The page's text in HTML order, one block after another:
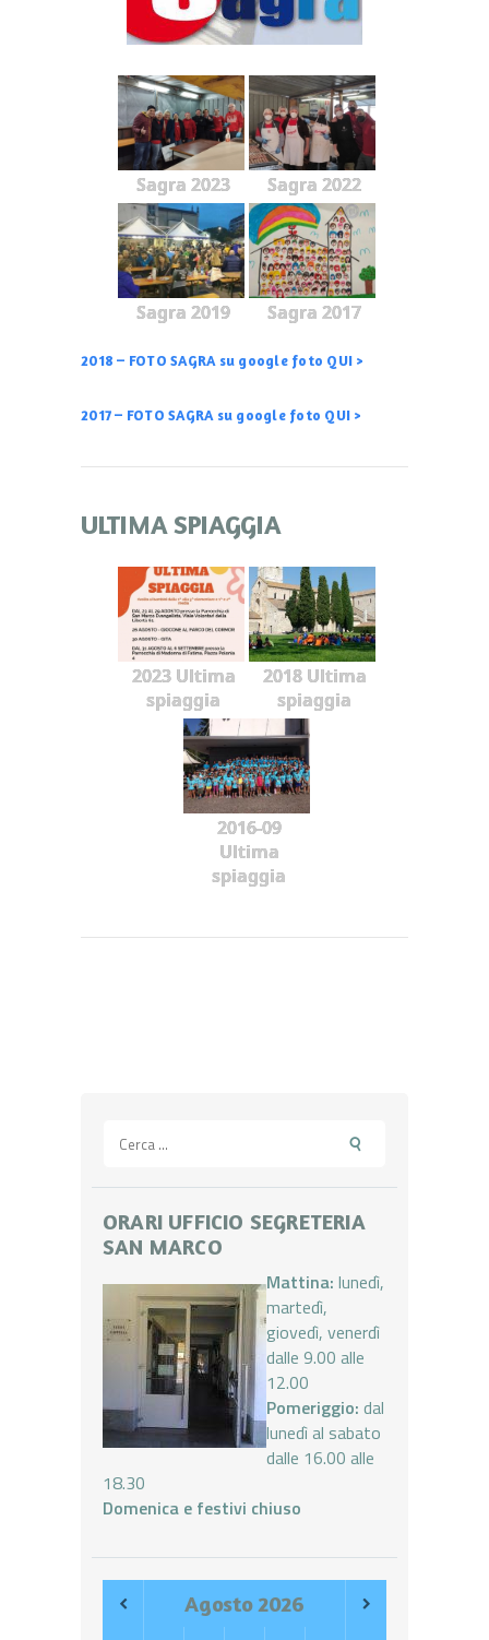
Sagra 2023 Sagra 2022
Sagra 2019 Sagra 2017
2018 – FOTO SAGRA su google foto QUI >
2017 – FOTO SAGRA su google foto QUI >
ULTIMA SPIAGGIA
2023 Ultima
spiaggia
2018 Ultima
spiaggia
2016-09
Ultima
spiaggia
per:
ORARI UFFICIO SEGRETERIA
SAN MARCO
Mattina: lunedì,
martedì,
giovedì, venerdì
dalle 9.00 alle
12.00
Pomeriggio: dal
lunedì al sabato
dalle 16.00 alle
18.30
Domenica e festivi chiuso
Agosto2026